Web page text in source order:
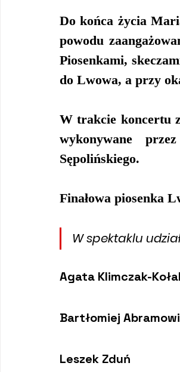
Do końca życia
powodu
Piosenkami,
do Lwowa, a przy
W trakcie koncertu
wykonywane
Sępolińskiego.
Finałowa piosenka
W spektaklu
Agata Klimczak-
Bartłomiej
Leszek Zduń